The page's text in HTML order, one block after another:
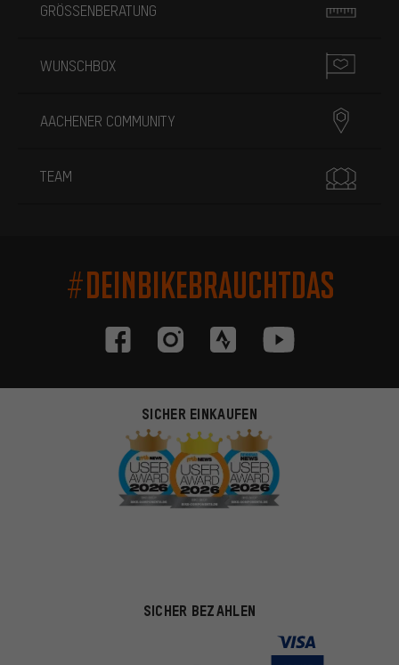
GRÖSSENBERATUNG
WUNSCHBOX
AACHENER COMMUNITY
TEAM
#DEINBIKEBRAUCHTDAS
SICHER EINKAUFEN
SICHER BEZAHLEN